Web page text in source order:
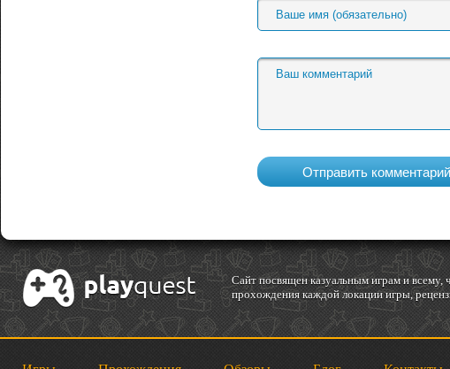
Cайт посвящен казуальным играм и
прохождения каждой локации игры,